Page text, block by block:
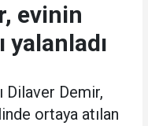
evinin
yalanladı
Dilaver Demir,
ortaya atılan